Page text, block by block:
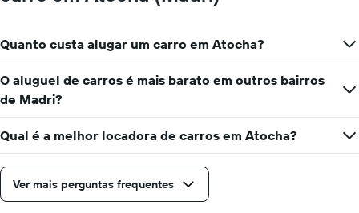
Quanto custa alugar um carro em Atocha?
O aluguel de carros é mais barato em outros bairros
de Madri?
Qual é a melhor locadora de carros em Atocha?
Ver mais perguntas frequentes